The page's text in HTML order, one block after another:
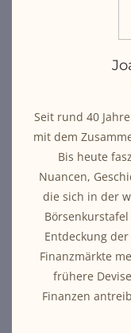
Seit rund 40
mit dem
Bis heute
Nuancen,
die sich in der
Entdeckung
Finanzmärkte
frühere
Finanzen